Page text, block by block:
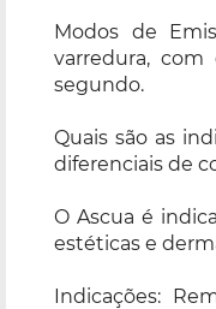
Modos de
varredura,
segundo.
Quais são as
diferenciais de
O Ascua é
estéticas e
Indicações: